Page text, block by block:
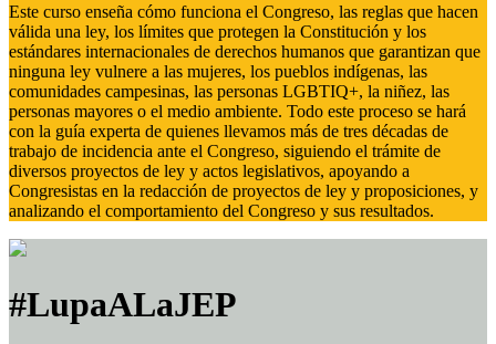
Este curso enseña cómo funciona el Congreso, las reglas que hacen
válida una ley, los límites que protegen la Constitución y los
estándares internacionales de derechos humanos que garantizan que
ninguna ley vulnere a las mujeres, los pueblos indígenas, las
comunidades campesinas, las personas LGBTIQ+, la niñez, las
personas mayores o el medio ambiente. Todo este proceso se hará
con la guía experta de quienes llevamos más de tres décadas de
trabajo de incidencia ante el Congreso, siguiendo el trámite de
diversos proyectos de ley y actos legislativos, apoyando a
Congresistas en la redacción de proyectos de ley y proposiciones, y
analizando el comportamiento del Congreso y sus resultados.
#LupaALaJEP